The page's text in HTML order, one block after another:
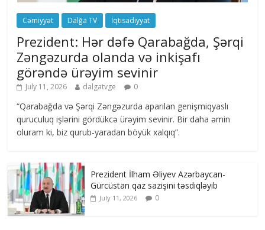
Cəmiyyət Dalğa TV İqtisadiyyat
Prezident: Hər dəfə Qarabağda, Şərqi
Zəngəzurda olanda və inkişafı
görəndə ürəyim sevinir
July 11, 2026 dalgatvge 0
“Qarabağda və Şərqi Zəngəzurda aparılan genişmiqyaslı
quruculuq işlərini gördükcə ürəyim sevinir. Bir daha əmin
oluram ki, biz qurub-yaradan böyük xalqıq”.
Prezident İlham Əliyev Azərbaycan-
Gürcüstan qaz sazişini təsdiqləyib
July 11, 2026 0